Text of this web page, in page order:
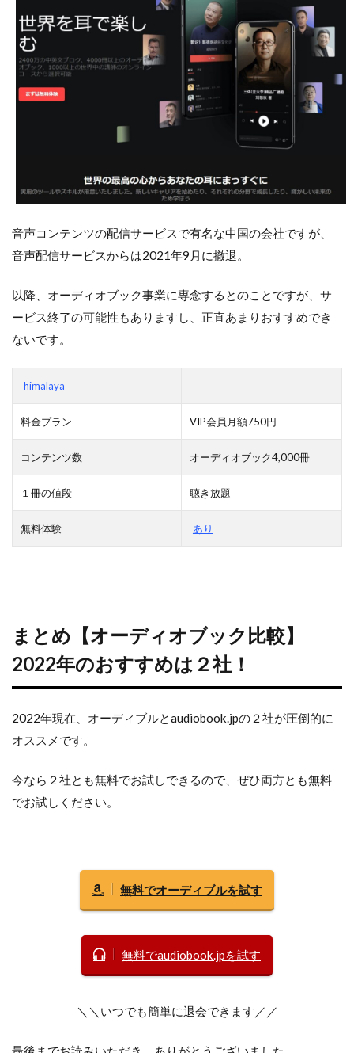
音声コンテンツの配信サービスで有名な中国の会社ですが、
音声配信サービスからは2021年9月に撤退。
以降、オーディオブック事業に専念するとのことですが、サ
ービス終了の可能性もありますし、正直あまりおすすめでき
ないです。
himalaya
料金プラン VIP会員月額750円
コンテンツ数 オーディオブック4,000冊
１冊の値段 聴き放題
無料体験 あり
まとめ【オーディオブック比較】
2022年のおすすめは２社！
2022年現在、オーディブルとaudiobook.jpの２社が圧倒的に
オススメです。
今なら２社とも無料でお試しできるので、ぜひ両方とも無料
でお試しください。
無料でオーディブルを試す
無料でaudiobook.jpを試す
＼＼いつでも簡単に退会できます／／